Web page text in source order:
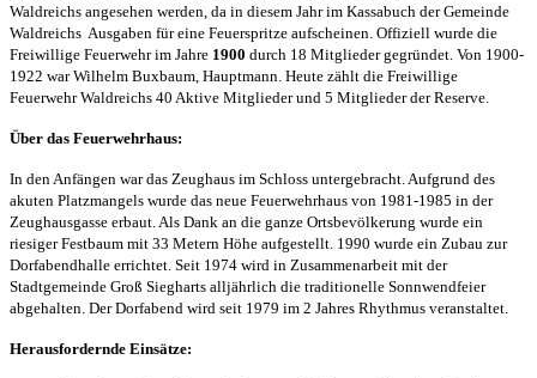
Waldreichs angesehen werden, da in diesem Jahr im Kassabuch der Gemeinde
Waldreichs Ausgaben für eine Feuerspritze aufscheinen. Offiziell wurde die
Freiwillige Feuerwehr im Jahre 1900 durch 18 Mitglieder gegründet. Von 1900-
1922 war Wilhelm Buxbaum, Hauptmann. Heute zählt die Freiwillige
Feuerwehr Waldreichs 40 Aktive Mitglieder und 5 Mitglieder der Reserve.
Über das Feuerwehrhaus:
In den Anfängen war das Zeughaus im Schloss untergebracht. Aufgrund des
akuten Platzmangels wurde das neue Feuerwehrhaus von 1981-1985 in der
Zeughausgasse erbaut. Als Dank an die ganze Ortsbevölkerung wurde ein
riesiger Festbaum mit 33 Metern Höhe aufgestellt. 1990 wurde ein Zubau zur
Dorfabendhalle errichtet. Seit 1974 wird in Zusammenarbeit mit der
Stadtgemeinde Groß Siegharts alljährlich die traditionelle Sonnwendfeier
abgehalten. Der Dorfabend wird seit 1979 im 2 Jahres Rhythmus veranstaltet.
Herausfordernde Einsätze: